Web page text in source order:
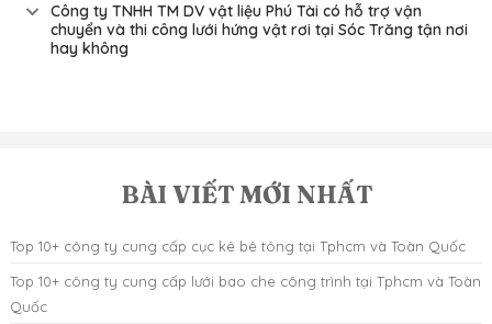
Công ty TNHH TM DV vật liệu Phú Tài có hỗ trợ vận
chuyển và thi công lưới hứng vật rơi tại Sóc Trăng tận nơi
hay không
BÀI VIẾT MỚI NHẤT
Top 10+ công ty cung cấp cục kê bê tông tại Tphcm và Toàn Quốc
Top 10+ công ty cung cấp lưới bao che công trình tại Tphcm và Toàn
Quốc